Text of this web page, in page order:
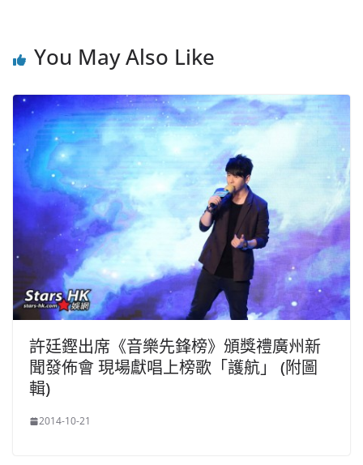
You May Also Like
許廷鏗出席《音樂先鋒榜》頒獎禮廣州新
聞發佈會 現場獻唱上榜歌「護航」 (附圖
輯)
2014-10-21